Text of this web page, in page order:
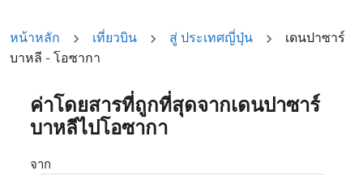
หน้าหลัก เที่ยวบิน สู่ ประเทศญี่ปุ่น
เดนปาซาร์
บาหลี - โอซากา
ค่าโดยสารที่ถูกที่สุดจากเดนปาซาร์
บาหลีไปโอซากา
จาก
ลองอัปเดตเส้นทางของคุณ (ต้นทางและ/หรือปลายทาง) หรื